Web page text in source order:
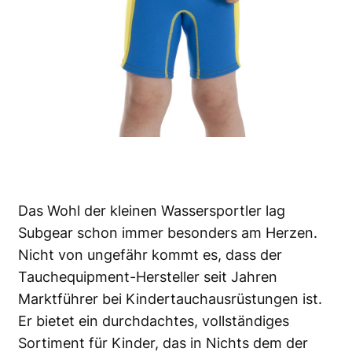
Das Wohl der kleinen Wassersportler lag
Subgear schon immer besonders am Herzen.
Nicht von ungefähr kommt es, dass der
Tauchequipment-Hersteller seit Jahren
Marktführer bei Kindertauchausrüstungen ist.
Er bietet ein durchdachtes, vollständiges
Sortiment für Kinder, das in Nichts dem der